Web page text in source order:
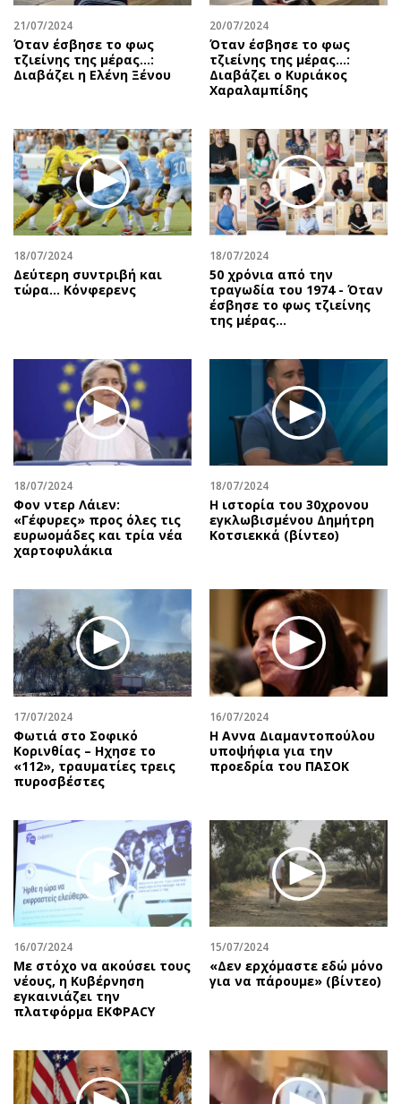
Πολιτισμός
Σινεμά
Θέατρο-Χορός
Μουσική
Βιβλίο
Χειρόγραφα
Εκπομπές
Wine routes
Podcasts
Uncut
Προσωπικότητες στην ''Κ''
Επιστολές
21/07/2024
Όταν έσβησε το φως
τζιείνης της μέρας…:
Διαβάζει η Ελένη Ξένου
20/07/2024
Όταν έσβησε το φως
τζιείνης της μέρας…:
Διαβάζει ο Κυριάκος
Χαραλαμπίδης
18/07/2024
Δεύτερη συντριβή και
τώρα... Κόνφερενς
18/07/2024
50 χρόνια από την
τραγωδία του 1974 - Όταν
έσβησε το φως τζιείνης
της μέρας…
18/07/2024
Φον ντερ Λάιεν:
«Γέφυρες» προς όλες τις
ευρωομάδες και τρία νέα
χαρτοφυλάκια
18/07/2024
Η ιστορία του 30χρονου
εγκλωβισμένου Δημήτρη
Κοτσιεκκά (βίντεο)
17/07/2024
Φωτιά στο Σοφικό
Κορινθίας – Ηχησε το
«112», τραυματίες τρεις
πυροσβέστες
16/07/2024
Η Αννα Διαμαντοπούλου
υποψήφια για την
προεδρία του ΠΑΣΟΚ
16/07/2024
Με στόχο να ακούσει τους
νέους, η Κυβέρνηση
εγκαινιάζει την
πλατφόρμα ΕΚΦΡΑCY
15/07/2024
«Δεν ερχόμαστε εδώ μόνο
για να πάρουμε» (βίντεο)